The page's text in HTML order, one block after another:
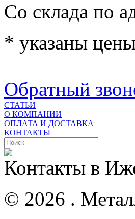
Со склада по
* указаны
Обратный
СТАТЬИ
О КОМПАНИИ
ОПЛАТА И ДОСТАВКА
КОНТАКТЫ
Контакты в
© 2026 .